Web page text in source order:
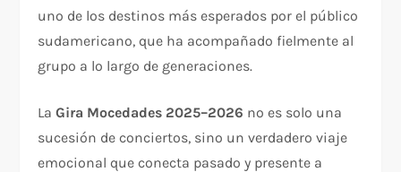
uno de los destinos más esperados por el público
sudamericano, que ha acompañado fielmente al
grupo a lo largo de generaciones.
LaGira Mocedades 2025–2026 no es solo una
sucesión de conciertos, sino un verdadero viaje
emocional que conecta pasado y presente a